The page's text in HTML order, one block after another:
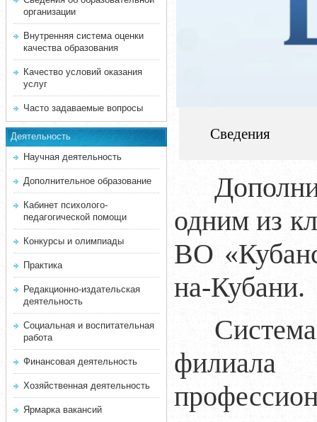
организации
Внутренняя система оценки
качества образования
Качество условий оказания
услуг
Часто задаваемые вопросы
Деятельность
Научная деятельность
Дополнительное образование
Кабинет психолого-
педагогической помощи
Конкурсы и олимпиады
Практика
Редакционно-издательская
деятельность
Социальная и воспитательная
работа
Финансовая деятельность
Хозяйственная деятельность
Ярмарка вакансий
Сведения
одним из
ВО
на-Кубани.
филиала